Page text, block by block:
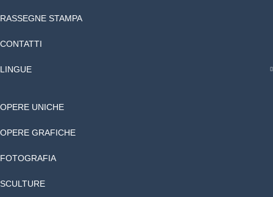
RASSEGNE STAMPA
CONTATTI
LINGUE
OPERE UNICHE
OPERE GRAFICHE
FOTOGRAFIA
SCULTURE